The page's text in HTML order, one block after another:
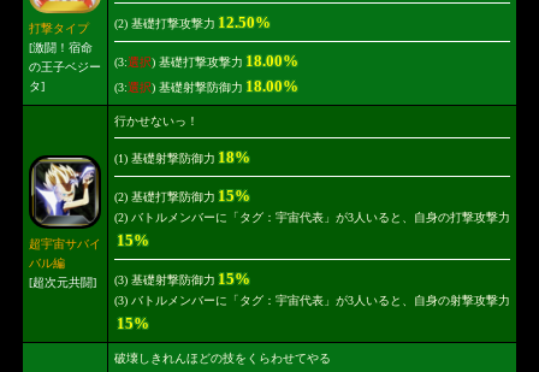
打撃タイプ
[激闘！宿命
の王子ベジー
タ]
(2) 基礎打撃攻撃力 12.50%
(3:選択) 基礎打撃攻撃力 18.00%
(3:選択) 基礎射撃防御力 18.00%
超宇宙サバイ
バル編
[超次元共闘]
行かせないっ！
(1) 基礎射撃防御力 18%
(2) 基礎打撃防御力 15%
(2) バトルメンバーに「タグ：宇宙代表」が3人いると、自身の打撃攻撃力
15%
(3) 基礎射撃防御力 15%
(3) バトルメンバーに「タグ：宇宙代表」が3人いると、自身の射撃攻撃力
15%
破壊しきれんほどの技をくらわせてやる